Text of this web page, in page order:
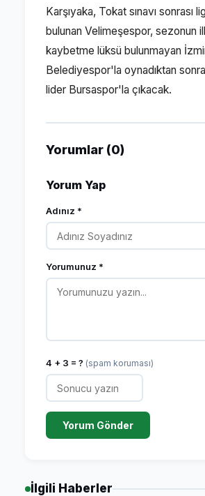
Karşıyaka, Tokat sınavı
bulunan Velimeşespor, sezonun
kaybetme lüksü bulunmayan
Belediyespor'la oynadıktan
lider Bursaspor'la çıkacak.
Yorumlar (0)
Yorum Yap
Adınız *
Yorumunuz *
4 + 3 = ? (spam koruması)
Yorum Gönder
İlgili Haberler